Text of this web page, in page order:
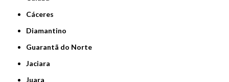
Cáceres
Diamantino
Guarantã do Norte
Jaciara
Juara